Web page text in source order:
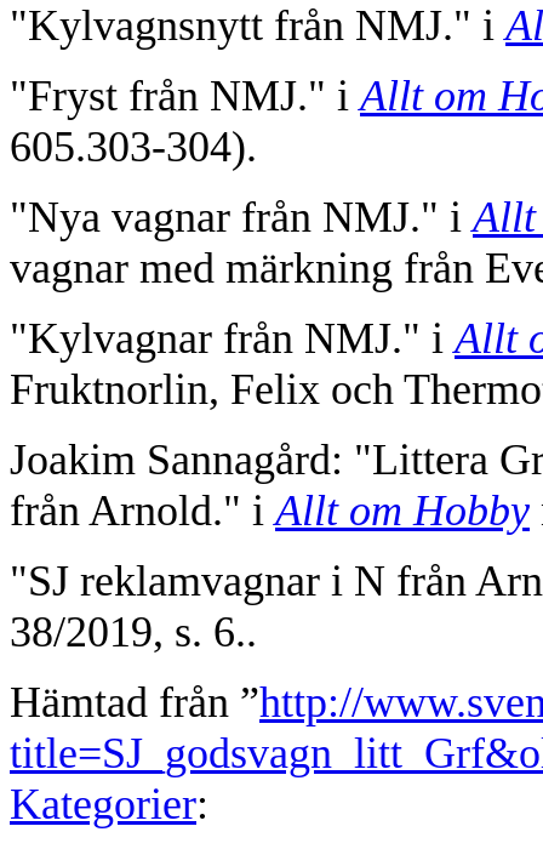
"Kylvagnsnytt från NMJ." i
"Fryst från NMJ." iAllt om
605.303-304).
"Nya vagnar från NMJ." iAllt
vagnar med märkning från
"Kylvagnar från NMJ." iAllt
Fruktnorlin, Felix och
Joakim Sannagård: "Littera
från Arnold." iAllt om Hobby
"SJ reklamvagnar i N från
38/2019, s. 6..
Hämtad från ”http://
Kategorier: